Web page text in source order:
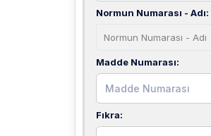
Normun Numarası - Adı:
Normun Numarası - Adı
Madde Numarası:
Fıkra: